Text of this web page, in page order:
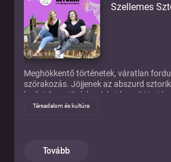
Szellemes
Meghökkentő történetek, váratlan
szórakozás. Jöjjenek az abszurd
lazíts! Szeretünk leveleket kapni! Ha
érdeklődnél vagy csak megosztanál
Társadalom és kultúra
Tovább